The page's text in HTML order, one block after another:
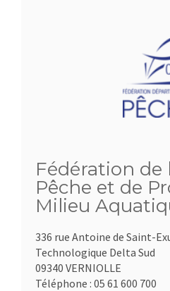
Fédération de
Pêche et de
Milieu
336 rue Antoine de Saint-
Technologique Delta Sud
09340 VERNIOLLE
Téléphone : 05 61 600 700